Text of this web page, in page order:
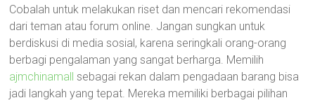
Cobalah untuk melakukan riset dan mencari rekomendasi
dari teman atau forum online. Jangan sungkan untuk
berdiskusi di media sosial, karena seringkali orang-orang
berbagi pengalaman yang sangat berharga. Memilih
ajmchinamall sebagai rekan dalam pengadaan barang bisa
jadi langkah yang tepat. Mereka memiliki berbagai pilihan